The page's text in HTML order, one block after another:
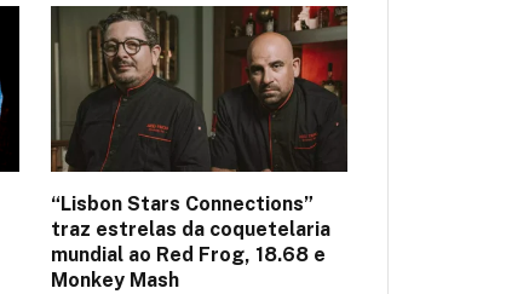
“Lisbon Stars Connections”
traz estrelas da coquetelaria
mundial ao Red Frog, 18.68 e
Monkey Mash